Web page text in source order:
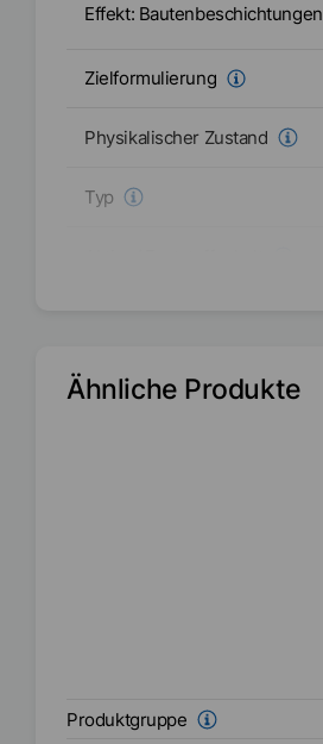
Effekt: Bautenbeschichtungen
Zielformulierung
Physikalischer Zustand
Typ
pH-Wert
Ähnliche Produkte
Produktgruppe